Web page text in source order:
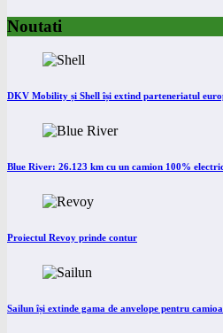
Noutati
DKV Mobility și Shell își extind parteneriatul
Blue River: 26.123 km cu un camion 100%
Proiectul Revoy prinde contur
Sailun își extinde gama de anvelope pentru